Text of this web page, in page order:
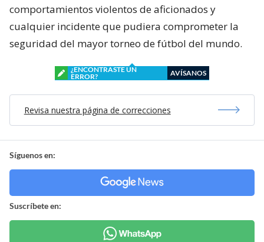
comportamientos violentos de aficionados y
cualquier incidente que pudiera comprometer la
seguridad del mayor torneo de fútbol del mundo.
¿ENCONTRASTE UN
ERROR?
AVÍSANOS
Revisa nuestra página de correcciones
Síguenos en:
Suscríbete en: